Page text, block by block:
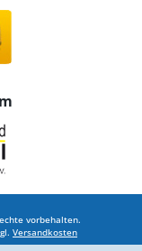
vorbehalten.
Versandkosten